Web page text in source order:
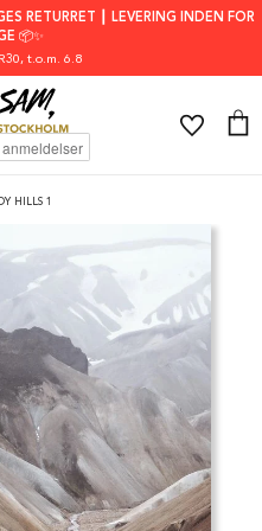
RETURRET ┃ LEVERING INDEN FOR
📦✨
, t.o.m. 6.8
HILLS 1